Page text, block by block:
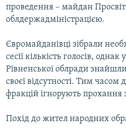
проведення – майдан
облдержадміністрацією.
Євромайданівці зібрали
сесії кількість голосів, однак
Рівненської облради
своєї відсутності. Тим
фракцій ігнорують прохання
Похід до жител народних